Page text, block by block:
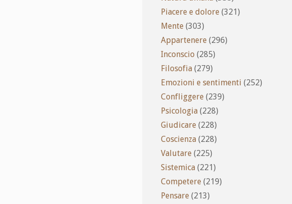
Piacere e dolore (321)
Mente (303)
Appartenere (296)
Inconscio (285)
Filosofia (279)
Emozioni e sentimenti (252)
Confliggere (239)
Psicologia (228)
Giudicare (228)
Coscienza (228)
Valutare (225)
Sistemica (221)
Competere (219)
Pensare (213)